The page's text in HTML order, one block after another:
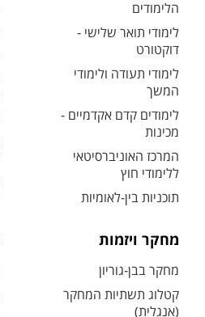
הלימודים
לימודי תואר שלישי -
דוקטורט
לימודי תעודה ולימודי
המשך
לימודים קדם אקדמיים -
מכינות
המרכז האוניברסיטאי
ללימודי חוץ
תוכניות בין-לאומיות
מחקר ויזמות
מחקר בבן-גוריון
קטלוג תשתיות המחקר
(אנגלית)